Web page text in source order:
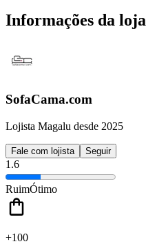
Informações da loja
SofaCama.com
Lojista Magalu desde 2025
Fale com lojista Seguir
1.6
RuimÓtimo
+100